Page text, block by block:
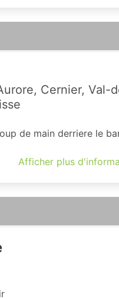
Cernier, Val-
de main derriere le
Afficher plus